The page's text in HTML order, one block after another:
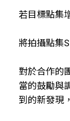
若目標點集
將拍攝點集
對於合作的
當的鼓勵與
到的新發現